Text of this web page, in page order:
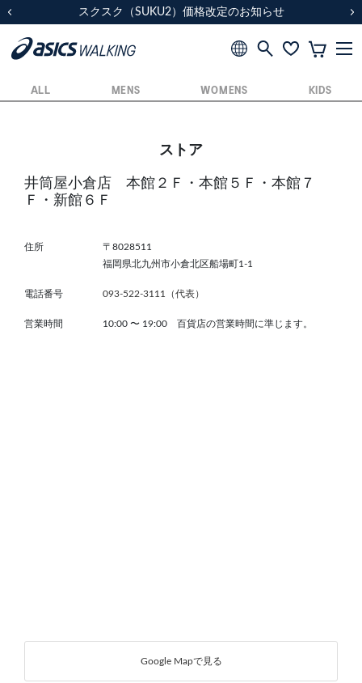
スクスク（SUKU2）価格改定のお知らせ
配送に関するお知らせ
スクスク（SUKU2）価格改定のお知らせ
配送に関するお知らせ
ALL MENS WOMENS KIDS
ストア
井筒屋小倉店 本館２Ｆ・本館５Ｆ・本館７
Ｆ・新館６Ｆ
住所
〒8028511
福岡県北九州市小倉北区船場町1-1
電話番号 093-522-3111（代表）
営業時間 10:00 〜 19:00 百貨店の営業時間に準じます。
Google Mapで見る